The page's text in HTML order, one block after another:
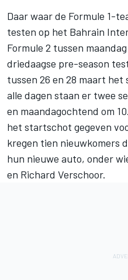
Daar waar de Formule 1-
testen op het Bahrain
Formule 2 tussen
driedaagse pre-season
tussen 26 en 28 maart het
alle dagen staan er twee
en maandagochtend om
het startschot gegeven
kregen tien nieuwkomers
hun nieuwe auto, onder
en Richard Verschoor.